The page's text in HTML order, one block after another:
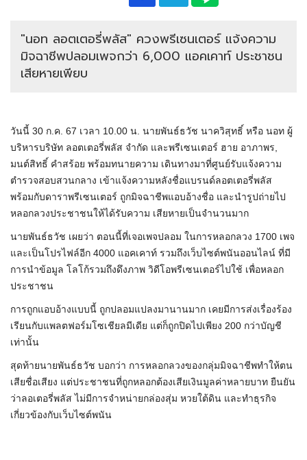
"นอท ลอตเตอรี่พลัส" ควงพรีเซนเตอร์ แจ้งความ
มิจฉาชีพปลอมเพจกว่า 6,000 แอคเคาท์ ประชาชน
เสียหายเพียบ
วันนี้ 30 ก.ค. 67 เวลา 10.00 น. นายพันธ์ธวัช นาควิสุทธิ์ หรือ นอท ผู้
บริหารบริษัท ลอตเตอรี่พลัส จำกัด และพรีเซนเตอร์ ฮาย อาภาพร,
มนต์สิทธิ์ คำสร้อย พร้อมทนายความ เดินทางมาที่ศูนย์รับแจ้งความ
ตำรวจสอบสวนกลาง เข้าแจ้งความหลังชื่อแบรนด์ลอตเตอรี่พลัส
พร้อมกับดาราพรีเซนเตอร์ ถูกมิจฉาชีพแอบอ้างชื่อ และนำรูปถ่ายไป
หลอกลวงประชาชนให้ได้รับความ เสียหายเป็นจำนวนมาก
นายพันธ์ธวัช เผยว่า ตอนนี้ที่เจอเพจปลอม ในการหลอกลวง 1700 เพจ
และเป็นโปรไฟล์อีก 4000 แอคเคาท์ รวมถึงเว็บไซต์พนันออนไลน์ ที่มี
การนำข้อมูล โลโก้รวมถึงดึงภาพ วิดีโอพรีเซนเตอร์ไปใช้ เพื่อหลอก
ประชาชน
การถูกแอบอ้างแบบนี้ ถูกปลอมแปลงมานานมาก เคยมีการส่งเรื่องร้อง
เรียนกับแพลตฟอร์มโซเชียลมีเดีย แต่ก็ถูกปิดไปเพียง 200 กว่าบัญชี
เท่านั้น
สุดท้ายนายพันธ์ธวัช บอกว่า การหลอกลวงของกลุ่มมิจฉาชีพทำให้ตน
เสียชื่อเสียง แต่ประชาชนที่ถูกหลอกต้องเสียเงินมูลค่าหลายบาท ยืนยัน
ว่าลอเตอรี่พลัส ไม่มีการจำหน่ายกล่องสุ่ม หวยใต้ดิน และทำธุรกิจ
เกี่ยวข้องกับเว็บไซต์พนัน